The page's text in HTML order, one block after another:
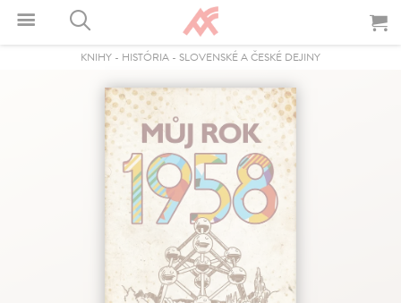
KNIHY - HISTÓRIA - SLOVENSKÉ A ČESKÉ DEJINY